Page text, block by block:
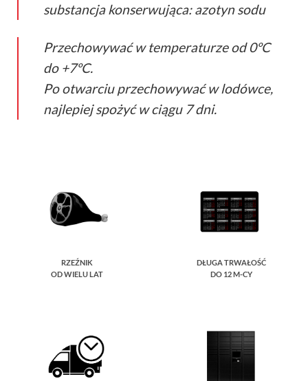
substancja konserwująca: azotyn sodu
Przechowywać w temperaturze od 0ºC
do +7ºC.
Po otwarciu przechowywać w lodówce,
najlepiej spożyć w ciągu 7 dni.
RZEŹNIK
OD WIELU LAT
DŁUGA TRWAŁOŚĆ
DO 12 M-CY